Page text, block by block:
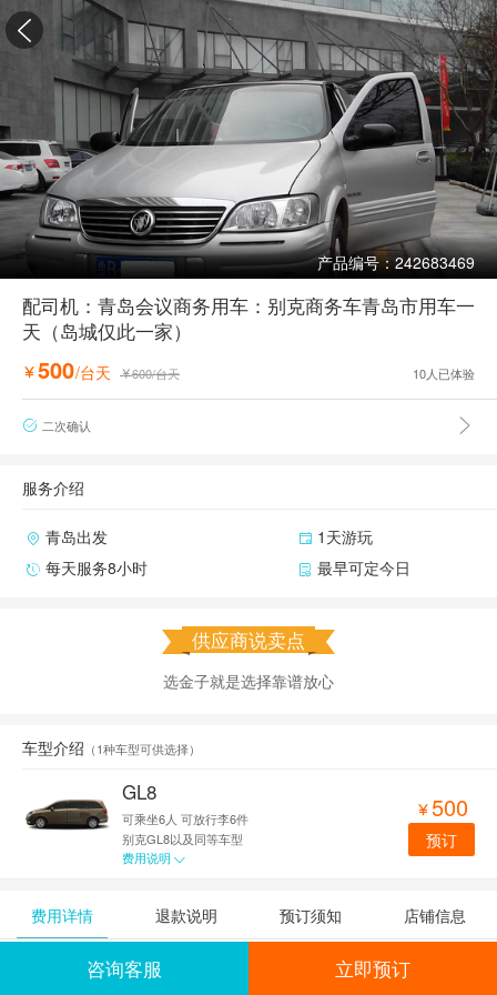

产品编号：242683469
配司机：青岛会议商务用车：别克商务车青岛市用车一
天（岛城仅此一家）
 500/台天 600/台天 10人已体验
 二次确认 
服务介绍
青岛出发
1天游玩
每天服务8小时
最早可定今日
供应商说卖点
选金子就是选择靠谱放心
车型介绍 （1种车型可供选择）
GL8
可乘坐6人 可放行李6件
别克GL8以及同等车型
费用说明 
 500
预订
费用详情 退款说明 预订须知 店铺信息
咨询客服 立即预订